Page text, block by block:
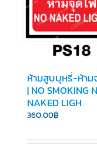
ห้ามสูบบุหรี่-ห้าม
| NO SMOKING
NAKED LIGH
360.00฿